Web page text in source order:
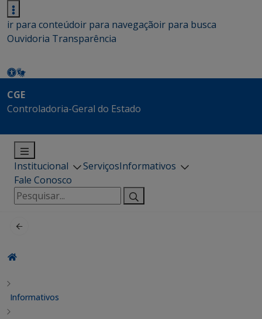
ir para conteúdoir para navegaçãoir para busca
Ouvidoria Transparência
CGE
Controladoria-Geral do Estado
Institucional ServiçosInformativos
Fale Conosco
Pesquisar
por:
Informativos